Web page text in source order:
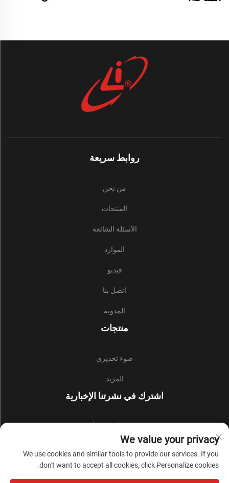
روابط سريعة
من نحن
المنتجات
الأسئلة الشائعة
الموارد
فيديو
اتصل بنا
المدونة
منتجات
ضوء تحذيري
المزيد
اشترك في نشرتنا الإخبارية
فريقنا.
We value your privacy
We use cookies and similar tools to provide our services. If you
don't want to accept all cookies, click Personalize cookies.